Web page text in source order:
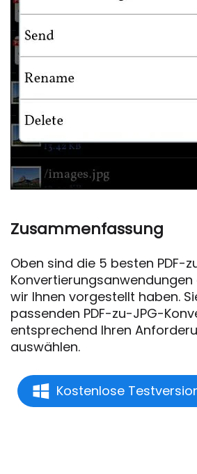
Zusammenfassung
Oben sind die 5 besten PDF-
wir Ihnen vorgestellt haben.
passenden PDF-zu-JPG-
entsprechend Ihren
auswählen.
Kostenlose